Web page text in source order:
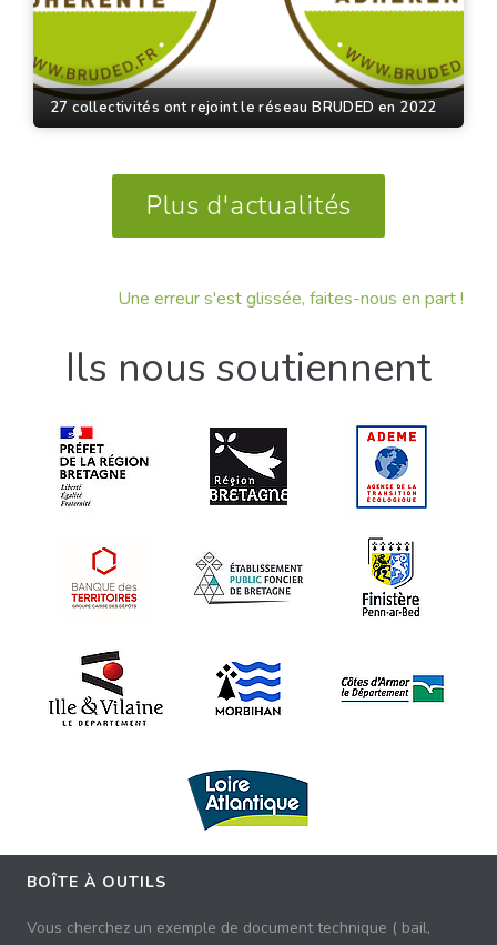
27 collectivités ont rejoint le réseau BRUDED en 2022
Plus d'actualités
Une erreur s'est glissée, faites-nous en part !
Ils nous soutiennent
BOÎTE À OUTILS
Vous cherchez un exemple de document technique ( bail,